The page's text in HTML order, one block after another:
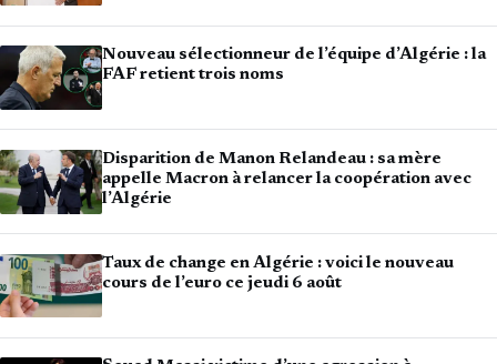
Nouveau sélectionneur de l’équipe d’Algérie : la
FAF retient trois noms
Disparition de Manon Relandeau : sa mère
appelle Macron à relancer la coopération avec
l’Algérie
Taux de change en Algérie : voici le nouveau
cours de l’euro ce jeudi 6 août